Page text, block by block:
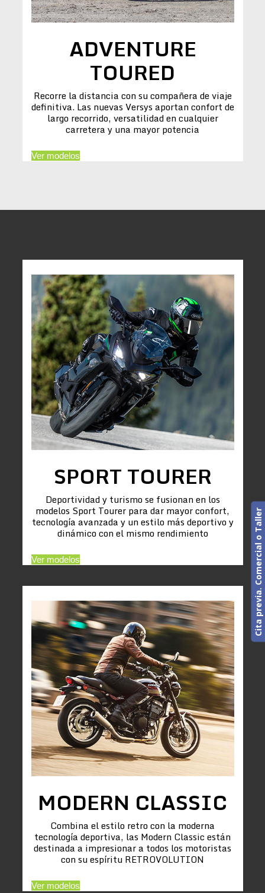
ADVENTURE
TOURED
Recorre la distancia con su compañera de viaje
definitiva. Las nuevas Versys aportan confort de
largo recorrido, versatilidad en cualquier
carretera y una mayor potencia
Ver modelos
SPORT TOURER
Deportividad y turismo se fusionan en los
modelos Sport Tourer para dar mayor confort,
tecnología avanzada y un estilo más deportivo y
dinámico con el mismo rendimiento
Ver modelos
MODERN CLASSIC
Combina el estilo retro con la moderna
tecnología deportiva, las Modern Classic están
destinada a impresionar a todos los motoristas
con su espíritu RETROVOLUTION
Ver modelos
Cita previa. Comercial o Taller